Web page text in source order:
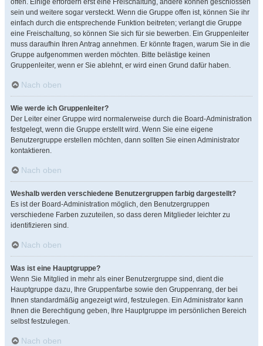
offen. Einige erfordern erst eine Freischaltung, andere können geschlossen
sein und weitere sogar versteckt. Wenn die Gruppe offen ist, können Sie ihr
einfach durch die entsprechende Funktion beitreten; verlangt die Gruppe
eine Freischaltung, so können Sie sich für sie bewerben. Ein Gruppenleiter
muss daraufhin Ihren Antrag annehmen. Er könnte fragen, warum Sie in die
Gruppe aufgenommen werden möchten. Bitte belästige keinen
Gruppenleiter, wenn er Sie ablehnt, er wird einen Grund dafür haben.
Nach oben
Wie werde ich Gruppenleiter?
Der Leiter einer Gruppe wird normalerweise durch die Board-Administration
festgelegt, wenn die Gruppe erstellt wird. Wenn Sie eine eigene
Benutzergruppe erstellen möchten, dann sollten Sie einen Administrator
kontaktieren.
Nach oben
Weshalb werden verschiedene Benutzergruppen farbig dargestellt?
Es ist der Board-Administration möglich, den Benutzergruppen
verschiedene Farben zuzuteilen, so dass deren Mitglieder leichter zu
identifizieren sind.
Nach oben
Was ist eine Hauptgruppe?
Wenn Sie Mitglied in mehr als einer Benutzergruppe sind, dient die
Hauptgruppe dazu, Ihre Gruppenfarbe sowie den Gruppenrang, der bei
Ihnen standardmäßig angezeigt wird, festzulegen. Ein Administrator kann
Ihnen die Berechtigung geben, Ihre Hauptgruppe im persönlichen Bereich
selbst festzulegen.
Nach oben